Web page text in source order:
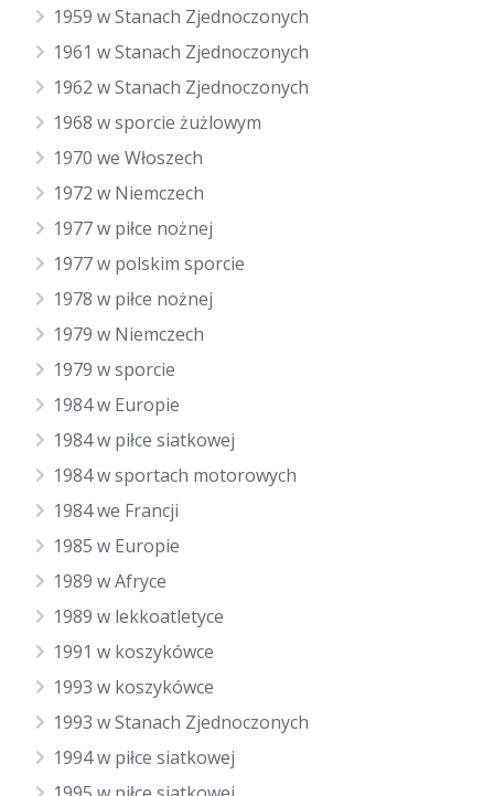
1959 w Stanach Zjednoczonych
1961 w Stanach Zjednoczonych
1962 w Stanach Zjednoczonych
1968 w sporcie żużlowym
1970 we Włoszech
1972 w Niemczech
1977 w piłce nożnej
1977 w polskim sporcie
1978 w piłce nożnej
1979 w Niemczech
1979 w sporcie
1984 w Europie
1984 w piłce siatkowej
1984 w sportach motorowych
1984 we Francji
1985 w Europie
1989 w Afryce
1989 w lekkoatletyce
1991 w koszykówce
1993 w koszykówce
1993 w Stanach Zjednoczonych
1994 w piłce siatkowej